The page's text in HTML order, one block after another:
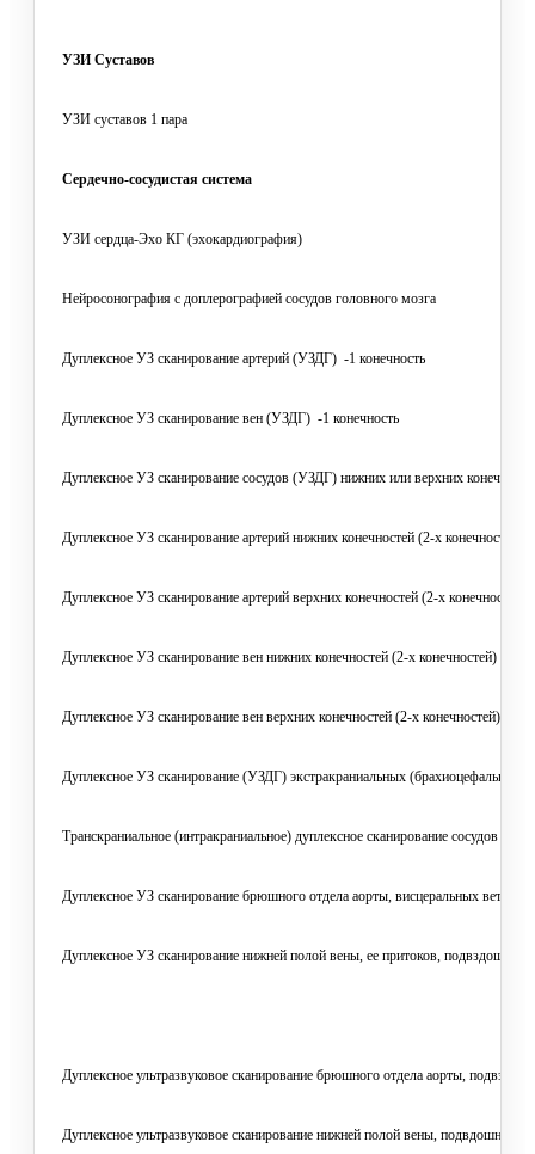
УЗИ Суставов
УЗИ суставов 1 пара
Сердечно-сосудистая система
УЗИ сердца-Эхо КГ (эхокардиография)
Нейросонография с доплерографией сосудов головного мозга
Дуплексное УЗ сканирование артерий (УЗДГ) -1 конечность
Дуплексное УЗ сканирование вен (УЗДГ) -1 конечность
Дуплексное УЗ сканирование сосудов (УЗДГ) нижних или верхних
Дуплексное УЗ сканирование артерий нижних конечностей (2-х конечностей)
Дуплексное УЗ сканирование артерий верхних конечностей (2-х конечностей)
Дуплексное УЗ сканирование вен нижних конечностей (2-х конечностей)
Дуплексное УЗ сканирование вен верхних конечностей (2-х конечностей)
Дуплексное УЗ сканирование (УЗДГ) экстракраниальных (брахиоцефальных)
Транскраниальное (интракраниальное) дуплексное сканирование сосудов
Дуплексное УЗ сканирование брюшного отдела аорты, висцеральных
Дуплексное УЗ сканирование нижней полой вены, ее притоков,
Дуплексное ультразвуковое сканирование брюшного отдела аорты,
Дуплексное ультразвуковое сканирование нижней полой вены, подвдошных